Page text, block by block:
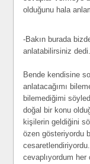
olduğunu hala
-Bakın burada
anlatabilirsiniz dedi.
Bende kendisine
anlatacağımı
bilemediğimi
doğal bir konu
kişilerin geldiğini
özen gösteriyordu
cevaplıyordum